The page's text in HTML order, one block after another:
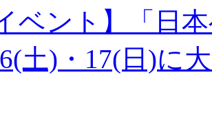
ベント】「日
土)・17(日)に